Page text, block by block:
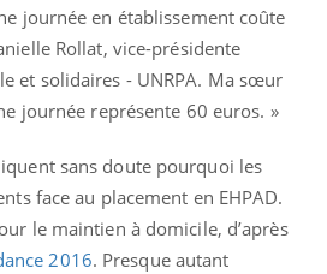
journée en établissement coûte
Rollat, vice-présidente
et solidaires - UNRPA. Ma sœur
journée représente 60 euros. »
sans doute pourquoi les
face au placement en EHPAD.
le maintien à domicile, d’après
2016. Presque autant